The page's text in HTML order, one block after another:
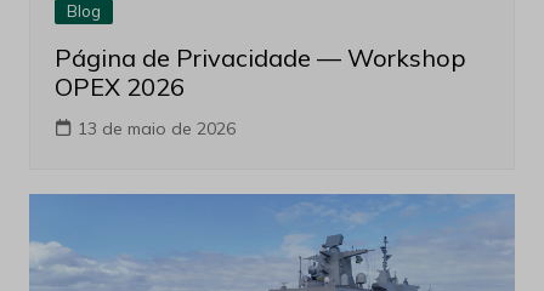
Blog
Página de Privacidade — Workshop
OPEX 2026
13 de maio de 2026